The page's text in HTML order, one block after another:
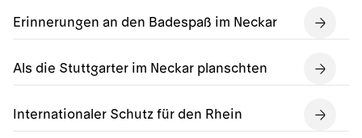
Erinnerungen an den Badespaß im Neckar
Als die Stuttgarter im Neckar planschten
Internationaler Schutz für den Rhein